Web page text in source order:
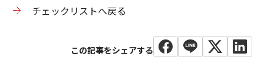
チェックリストへ戻る